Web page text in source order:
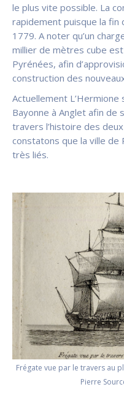
le plus vite possible. La
rapidement puisque la fin
1779. A noter qu’un
millier de mètres cube
Pyrénées, afin
construction des
Actuellement
Bayonne à Anglet afin de
travers l’histoire des
constatons que la ville
très liés.
Frégate vue par le travers au
Pierre